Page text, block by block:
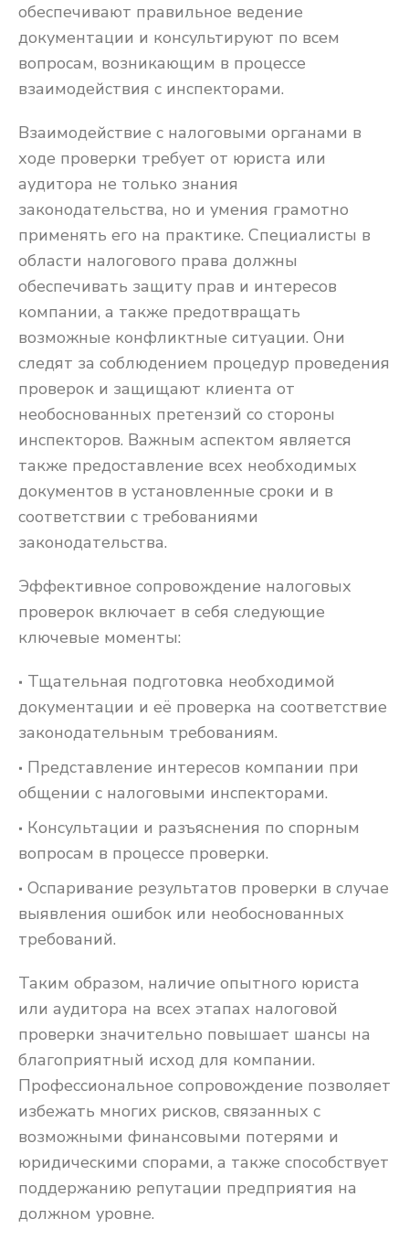
обеспечивают правильное ведение
документации и консультируют по всем
вопросам, возникающим в процессе
взаимодействия с инспекторами.
Взаимодействие с налоговыми органами в
ходе проверки требует от юриста или
аудитора не только знания
законодательства, но и умения грамотно
применять его на практике. Специалисты в
области налогового права должны
обеспечивать защиту прав и интересов
компании, а также предотвращать
возможные конфликтные ситуации. Они
следят за соблюдением процедур проведения
проверок и защищают клиента от
необоснованных претензий со стороны
инспекторов. Важным аспектом является
также предоставление всех необходимых
документов в установленные сроки и в
соответствии с требованиями
законодательства.
Эффективное сопровождение налоговых
проверок включает в себя следующие
ключевые моменты:
Тщательная подготовка необходимой
документации и её проверка на соответствие
законодательным требованиям.
Представление интересов компании при
общении с налоговыми инспекторами.
Консультации и разъяснения по спорным
вопросам в процессе проверки.
Оспаривание результатов проверки в случае
выявления ошибок или необоснованных
требований.
Таким образом, наличие опытного юриста
или аудитора на всех этапах налоговой
проверки значительно повышает шансы на
благоприятный исход для компании.
Профессиональное сопровождение позволяет
избежать многих рисков, связанных с
возможными финансовыми потерями и
юридическими спорами, а также способствует
поддержанию репутации предприятия на
должном уровне.